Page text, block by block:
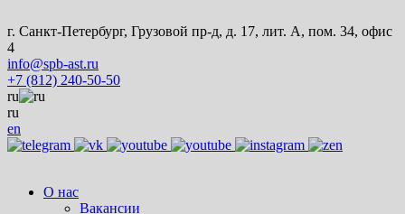
г. Санкт-Петербург, Грузовой пр-д, д. 17, лит. А, пом. 34, офис
4
info@spb-ast.ru
+7 (812) 240-50-50
ru
ru
en
О нас
Вакансии